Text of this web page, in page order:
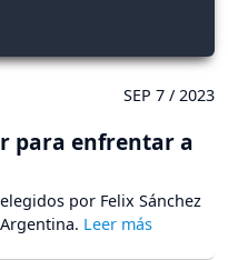
SEP 7 / 2023
para enfrentar a
por Felix Sánchez